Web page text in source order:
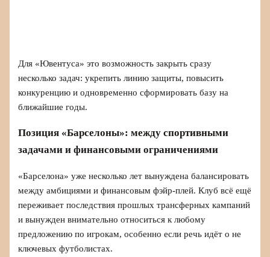
Для «Ювентуса» это возможность закрыть сразу
несколько задач: укрепить линию защиты, повысить
конкуренцию и одновременно сформировать базу на
ближайшие годы.
Позиция «Барселоны»: между спортивными
задачами и финансовыми ограничениями
«Барселона» уже несколько лет вынуждена балансировать
между амбициями и финансовым фэйр-плей. Клуб всё ещё
переживает последствия прошлых трансферных кампаний
и вынужден внимательно относиться к любому
предложению по игрокам, особенно если речь идёт о не
ключевых футболистах.